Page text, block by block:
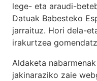
lege- eta araudi-
Datuak Babesteko
jarraituz. Hori dela-
irakurtzea
Aldaketa
jakinaraziko zaie